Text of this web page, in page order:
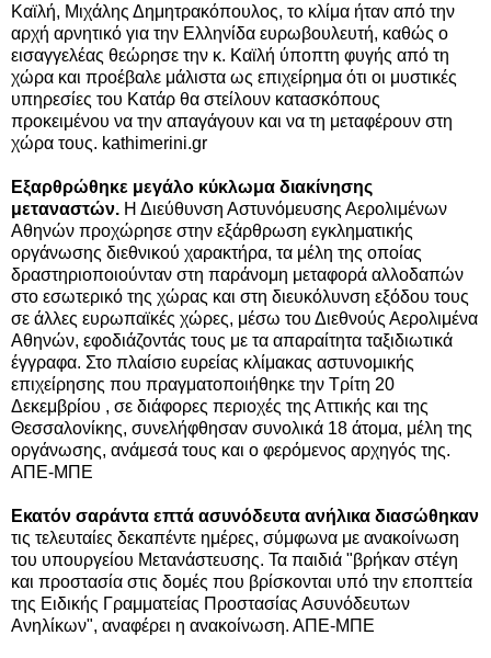
Καϊλή, Μιχάλης Δημητρακόπουλος, το κλίμα ήταν από την
αρχή αρνητικό για την Ελληνίδα ευρωβουλευτή, καθώς ο
εισαγγελέας θεώρησε την κ. Καϊλή ύποπτη φυγής από τη
χώρα και προέβαλε μάλιστα ως επιχείρημα ότι οι μυστικές
υπηρεσίες του Κατάρ θα στείλουν κατασκόπους
προκειμένου να την απαγάγουν και να τη μεταφέρουν στη
χώρα τους. kathimerini.gr
Εξαρθρώθηκε μεγάλο κύκλωμα διακίνησης
μεταναστών. Η Διεύθυνση Αστυνόμευσης Αερολιμένων
Αθηνών προχώρησε στην εξάρθρωση εγκληματικής
οργάνωσης διεθνικού χαρακτήρα, τα μέλη της οποίας
δραστηριοποιούνταν στη παράνομη μεταφορά αλλοδαπών
στο εσωτερικό της χώρας και στη διευκόλυνση εξόδου τους
σε άλλες ευρωπαϊκές χώρες, μέσω του Διεθνούς Αερολιμένα
Αθηνών, εφοδιάζοντάς τους με τα απαραίτητα ταξιδιωτικά
έγγραφα. Στο πλαίσιο ευρείας κλίμακας αστυνομικής
επιχείρησης που πραγματοποιήθηκε την Τρίτη 20
Δεκεμβρίου , σε διάφορες περιοχές της Αττικής και της
Θεσσαλονίκης, συνελήφθησαν συνολικά 18 άτομα, μέλη της
οργάνωσης, ανάμεσά τους και ο φερόμενος αρχηγός της.
ΑΠΕ-ΜΠΕ
Εκατόν σαράντα επτά ασυνόδευτα ανήλικα διασώθηκαν
τις τελευταίες δεκαπέντε ημέρες, σύμφωνα με ανακοίνωση
του υπουργείου Μετανάστευσης. Τα παιδιά "βρήκαν στέγη
και προστασία στις δομές που βρίσκονται υπό την εποπτεία
της Ειδικής Γραμματείας Προστασίας Ασυνόδευτων
Ανηλίκων", αναφέρει η ανακοίνωση. ΑΠΕ-ΜΠΕ